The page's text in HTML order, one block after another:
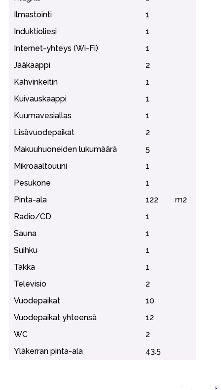
Ilmastointi
1
Induktioliesi
1
Internet-yhteys (Wi-Fi)
1
Jääkaappi
2
Kahvinkeitin
1
Kuivauskaappi
1
Kuumavesiallas
1
Lisävuodepaikat
2
Makuuhuoneiden lukumäärä
5
Mikroaaltouuni
1
Pesukone
1
Pinta-ala
122
m2
Radio/CD
1
Sauna
1
Suihku
1
Takka
1
Televisio
2
Vuodepaikat
10
Vuodepaikat yhteensä
12
WC
2
Yläkerran pinta-ala
43.5